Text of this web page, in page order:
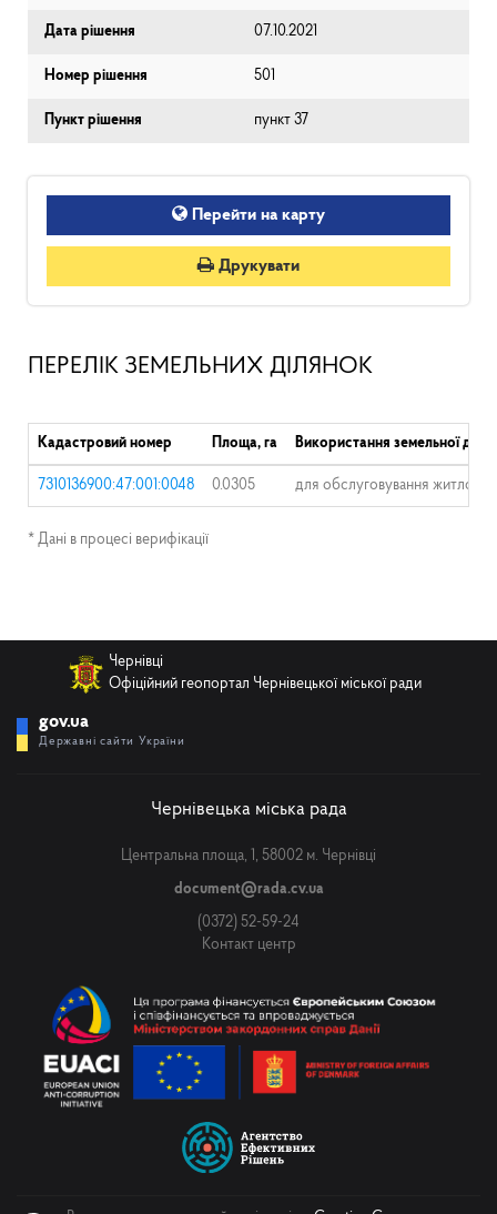
Дата рішення 07.10.2021
Номер рішення 501
Пункт рішення пункт 37
Перейти на карту
Друкувати
ПЕРЕЛІК ЗЕМЕЛЬНИХ ДІЛЯНОК
Кадастровий номер Площа, га Використання земельної
7310136900:47:001:0048 0.0305 для обслуговування
* Дані в процесі верифікації
Чернівці
Офіційний геопортал Чернівецької міської ради
gov.ua
Державні сайти України
Чернівецька міська рада
Центральна площа, 1, 58002 м. Чернівці
document@rada.cv.ua
(0372) 52-59-24
Контакт центр